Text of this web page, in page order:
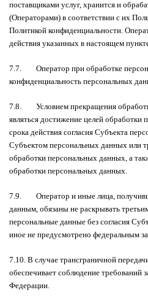
поставщиками услуг, хранится и
(Операторами) в соответствии с их
Политикой конфиденциальности.
действия указанных в настоящем
7.7. Оператор при обработке
конфиденциальность персональных
7.8. Условием прекращения
являться достижение целей
срока действия согласия Субъекта
Субъектом персональных данных или
обработки персональных данных, а
обработки персональных данных.
7.9. Оператор и иные лица,
данным, обязаны не раскрывать
персональные данные без согласия
иное не предусмотрено федеральным
7.10. В случае трансграничной
обеспечивает соблюдение требований
Федерации.